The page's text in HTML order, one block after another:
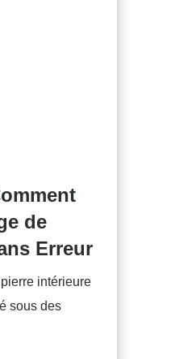
de
Erreur
intérieure
sous des